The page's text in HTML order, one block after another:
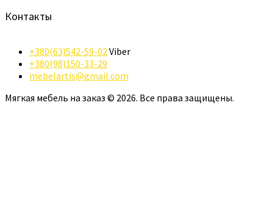
Контакты
+380(63)542-59-02Viber
+380(98)150-33-29
mebelartis@gmail.com
Мягкая мебель на заказ © 2026. Все права защищены.